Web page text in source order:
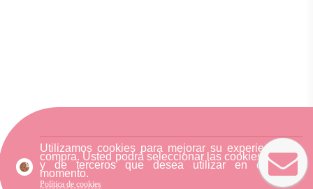
Utilizamos cookies para mejorar su experiencia de
compra. Usted podrá seleccionar las cookies nuestra
y de terceros que desea utilizar en cualquier
momento.
Política de cookies